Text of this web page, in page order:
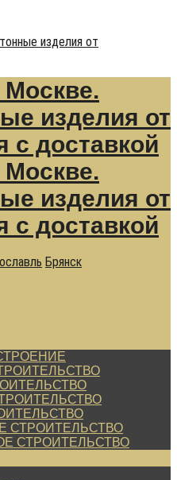
изделия от
Брянск
СТРОИТЕЛЬСТВО
СТРОИТЕЛЬСТВО